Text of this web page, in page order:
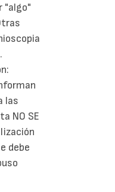
"algo"
las
NO SE
debe